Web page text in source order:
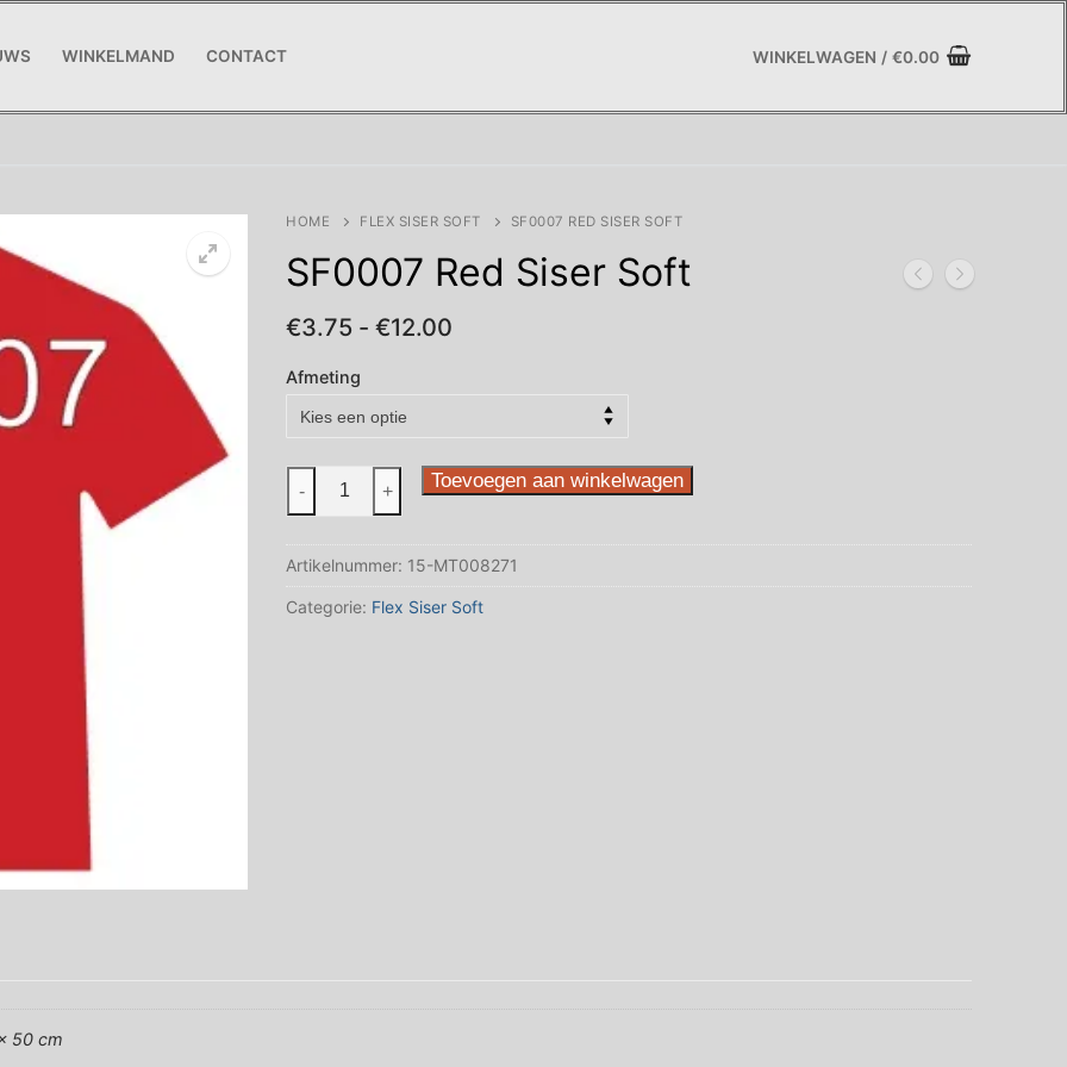
WINKELMAND CONTACT WINKELWAGEN / €0.00
HOME FLEX SISER SOFT SF0007 RED SISER SOFT
SF0007 Red Siser Soft
€3.75 - €12.00
Afmeting
SF0007
Red
Soft
aantal
- + Toevoegen aan winkelwagen
Artikelnummer: 15-MT008271
Categorie: Flex Siser Soft
50 cm